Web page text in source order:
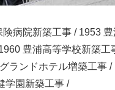
病院新築工事 / 1953
豊浦高等学校新築
ランドホテル増築工事
学園新築工事 /